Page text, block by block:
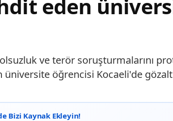
eden
ve terör soruşturmalarını
öğrencisi Kocaeli'de
Bizi Kaynak Ekleyin!